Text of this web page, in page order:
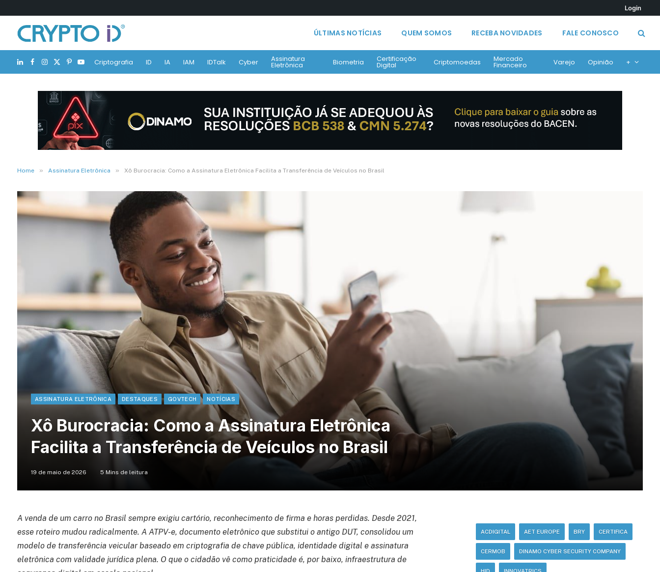
Login
ÚLTIMAS NOTÍCIAS QUEM SOMOS RECEBA NOVIDADES FALE CONOSCO
LinkedIn
Facebook
Instagram
X
(Twitter)
Pinterest
YouTubeCriptografia ID IA IAM IDTalk Cyber Assinatura
Eletrônica Biometria Certificação
Digital Criptomoedas Mercado
Financeiro Varejo Opinião +
Home » Assinatura Eletrônica » Xô Burocracia: Como a Assinatura Eletrônica Facilita a Transferência de Veículos no Brasil
ASSINATURA ELETRÔNICA DESTAQUES GOVTECH NOTÍCIAS
Xô Burocracia: Como a Assinatura Eletrônica
Facilita a Transferência de Veículos no Brasil
19 de maio de 2026 5 Mins de leitura
A venda de um carro no Brasil sempre exigiu cartório, reconhecimento de firma e horas perdidas. Desde 2021,
esse roteiro mudou radicalmente. A ATPV-e, documento eletrônico que substitui o antigo DUT, consolidou um
modelo de transferência veicular baseado em criptografia de chave pública, identidade digital e assinatura
eletrônica com validade jurídica plena. O que o cidadão vê como praticidade é, por baixo, infraestrutura de
ACDIGITAL AET EUROPE BRY CERTIFICA
CERMOB DINAMO CYBER SECURITY COMPANY